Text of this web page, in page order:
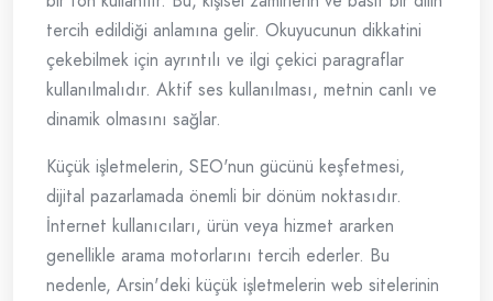
tercih edildiği anlamına gelir. Okuyucunun dikkatini
çekebilmek için ayrıntılı ve ilgi çekici paragraflar
kullanılmalıdır. Aktif ses kullanılması, metnin canlı ve
dinamik olmasını sağlar.
Küçük işletmelerin, SEO'nun gücünü keşfetmesi,
dijital pazarlamada önemli bir dönüm noktasıdır.
İnternet kullanıcıları, ürün veya hizmet ararken
genellikle arama motorlarını tercih ederler. Bu
nedenle, Arsin'deki küçük işletmelerin web sitelerinin